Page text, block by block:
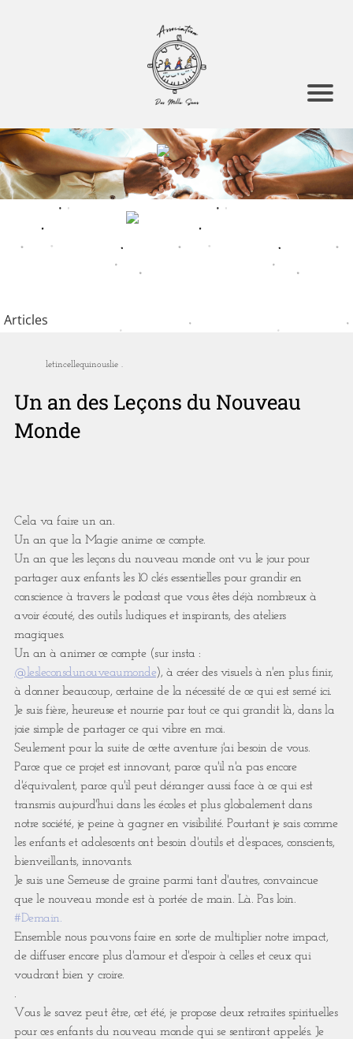
Articles
letincellequinouslie .
Un an des Leçons du Nouveau
Monde
Cela va faire un an.
Un an que la Magie anime ce compte.
Un an que les leçons du nouveau monde ont vu le jour pour
partager aux enfants les 10 clés essentielles pour grandir en
conscience à travers le podcast que vous êtes déjà nombreux à
avoir écouté, des outils ludiques et inspirants, des ateliers
magiques.
Un an à animer ce compte (sur insta :
@lesleconsdunouveaumonde), à créer des visuels à n'en plus finir,
à donner beaucoup, certaine de la nécessité de ce qui est semé ici.
Je suis fière, heureuse et nourrie par tout ce qui grandit là, dans la
joie simple de partager ce qui vibre en moi.
Seulement pour la suite de cette aventure j'ai besoin de vous.
Parce que ce projet est innovant, parce qu'il n'a pas encore
d'équivalent, parce qu'il peut déranger aussi face à ce qui est
transmis aujourd'hui dans les écoles et plus globalement dans
notre société, je peine à gagner en visibilité. Pourtant je sais comme
les enfants et adolescents ont besoin d'outils et d'espaces, conscients,
bienveillants, innovants.
Je suis une Semeuse de graine parmi tant d'autres, convaincue
que le nouveau monde est à portée de main. Là. Pas loin.
#Demain.
Ensemble nous pouvons faire en sorte de multiplier notre impact,
de diffuser encore plus d'amour et d'espoir à celles et ceux qui
voudront bien y croire.
.
Vous le savez peut être, cet été, je propose deux retraites spirituelles
pour ces enfants du nouveau monde qui se sentiront appelés. Je